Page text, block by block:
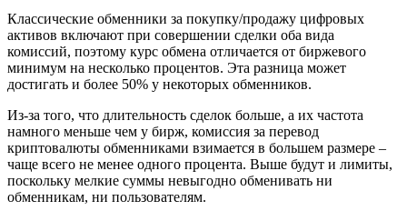
Классические обменники за покупку/продажу цифровых
активов включают при совершении сделки оба вида
комиссий, поэтому курс обмена отличается от биржевого
минимум на несколько процентов. Эта разница может
достигать и более 50% у некоторых обменников.
Из-за того, что длительность сделок больше, а их частота
намного меньше чем у бирж, комиссия за перевод
криптовалюты обменниками взимается в большем размере –
чаще всего не менее одного процента. Выше будут и лимиты,
поскольку мелкие суммы невыгодно обменивать ни
обменникам, ни пользователям.